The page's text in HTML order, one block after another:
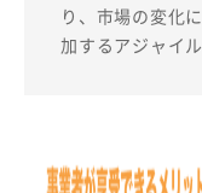
り、市場の変化
加するアジャイ